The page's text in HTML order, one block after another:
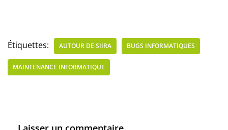
Étiquettes: AUTOUR DE SIIRA BUGS INFORMATIQUES
MAINTENANCE INFORMATIQUE